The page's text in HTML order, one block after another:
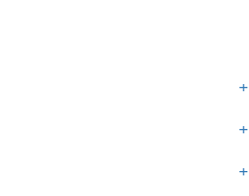
+
+
+